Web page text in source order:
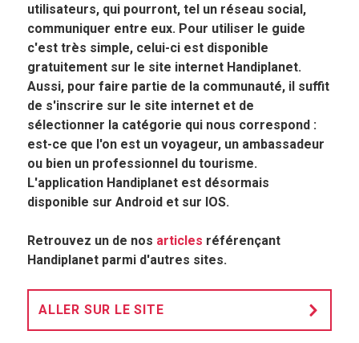
utilisateurs, qui pourront, tel un réseau social,
communiquer entre eux. Pour utiliser le guide
c'est très simple, celui-ci est disponible
gratuitement sur le site internet Handiplanet.
Aussi, pour faire partie de la communauté, il suffit
de s'inscrire sur le site internet et de
sélectionner la catégorie qui nous correspond :
est-ce que l'on est un voyageur, un ambassadeur
ou bien un professionnel du tourisme.
L'application Handiplanet est désormais
disponible sur Android et sur IOS.
Retrouvez un de nos articles référençant
Handiplanet parmi d'autres sites.
ALLER SUR LE SITE